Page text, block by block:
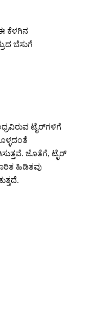
ಈ ಕೆಳಗಿನ
ಬೆಸುಗೆ
ಟೈರ್‌ಗಳಿಗೆ
ಜೊತೆಗೆ, ಟೈರ್
ಹಿಡಿತವು